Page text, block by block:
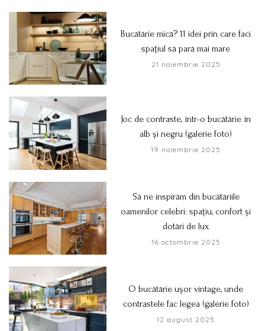
Bucătărie mică? 11 idei prin care faci
spațiul să pară mai mare
21 noiembrie 2025
Joc de contraste, într-o bucătărie în
alb și negru (galerie foto)
19 noiembrie 2025
Să ne inspirăm din bucătăriile
oamenilor celebri: spațiu, confort și
dotări de lux
16 octombrie 2025
O bucătărie ușor vintage, unde
contrastele fac legea (galerie foto)
12 august 2025